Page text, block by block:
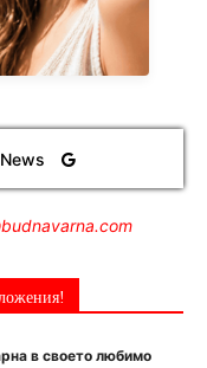
в своето любимо